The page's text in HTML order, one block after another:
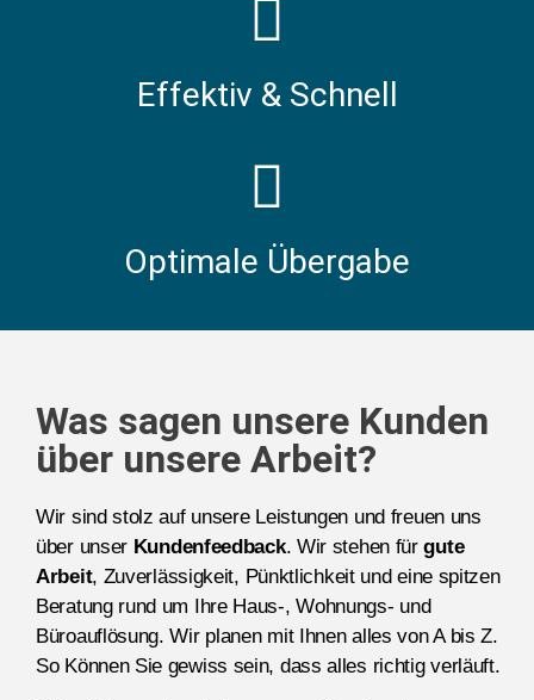
Effektiv & Schnell
Optimale Übergabe
Was sagen unsere Kunden
über unsere Arbeit?
Wir sind stolz auf unsere Leistungen und freuen uns
über unser Kundenfeedback. Wir stehen fürgute
Arbeit, Zuverlässigkeit, Pünktlichkeit und eine spitzen
Beratung rund um Ihre Haus-, Wohnungs- und
Büroauflösung. Wir planen mit Ihnen alles von A bis Z.
So Können Sie gewiss sein, dass alles richtig verläuft.